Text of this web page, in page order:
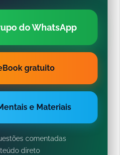
do WhatsApp
gratuito
e Materiais
comentadas
direto